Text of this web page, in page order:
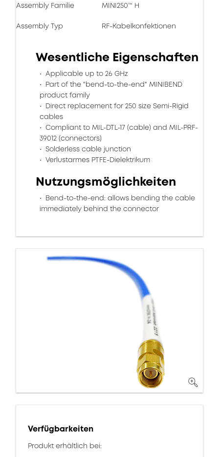
Assembly Familie MINI250™ H
Assembly Typ RF-Kabelkonfektionen
Wesentliche Eigenschaften
Applicable up to 26 GHz
Part of the "bend-to-the-end" MINIBEND
product family
Direct replacement for 250 size Semi-Rigid
cables
Compliant to MIL-DTL-17 (cable) and MIL-PRF-
39012 (connectors)
Solderless cable junction
Verlustarmes PTFE-Dielektrikum
Nutzungsmöglichkeiten
Bend-to-the-end: allows bending the cable
immediately behind the connector
Verfügbarkeiten
Produkt erhältlich bei: